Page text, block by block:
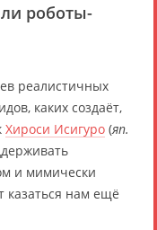
роботы-
реалистичных
каких создаёт,
Хироси Исигуро (яп.
и мимически
казаться нам ещё